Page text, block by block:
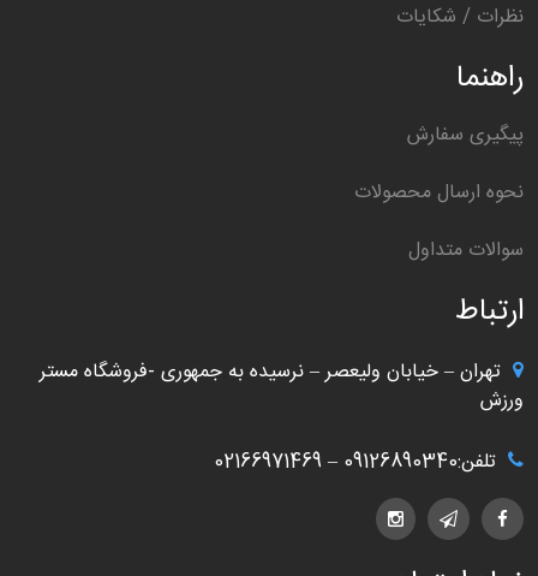
نظرات / شکایات
راهنما
پیگیری سفارش
نحوه ارسال محصولات
سوالات متداول
ارتباط
تهران – خیابان ولیعصر – نرسیده به جمهوری -فروشگاه مستر
ورزش
تلفن:09126890340 – 02166971469